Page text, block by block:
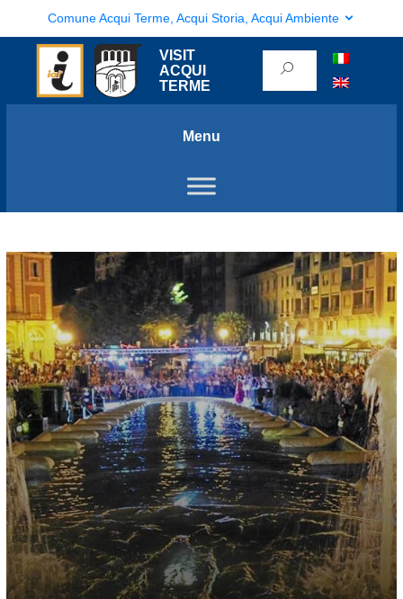
Comune Acqui Terme, Acqui Storia, Acqui Ambiente
VISIT
ACQUI
TERME
Menu